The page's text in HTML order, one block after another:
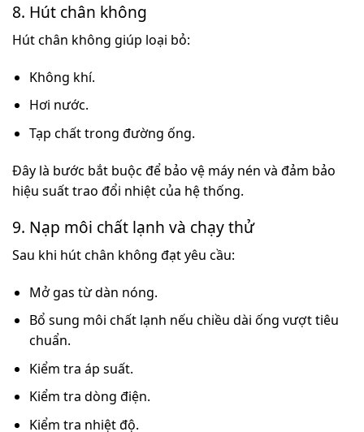
8. Hút chân không
Hút chân không giúp loại bỏ:
Không khí.
Hơi nước.
Tạp chất trong đường ống.
Đây là bước bắt buộc để bảo vệ máy nén và đảm bảo
hiệu suất trao đổi nhiệt của hệ thống.
9. Nạp môi chất lạnh và chạy thử
Sau khi hút chân không đạt yêu cầu:
Mở gas từ dàn nóng.
Bổ sung môi chất lạnh nếu chiều dài ống vượt tiêu
chuẩn.
Kiểm tra áp suất.
Kiểm tra dòng điện.
Kiểm tra nhiệt độ.